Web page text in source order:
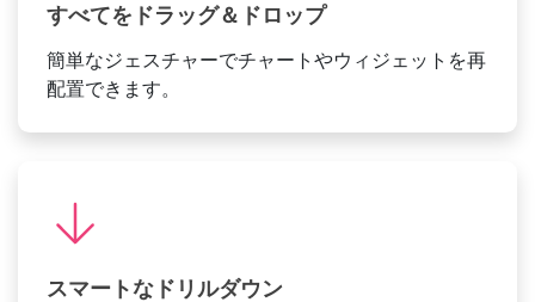
すべてをドラッグ＆ドロップ
簡単なジェスチャーでチャートやウィジェットを再
配置できます。
スマートなドリルダウン